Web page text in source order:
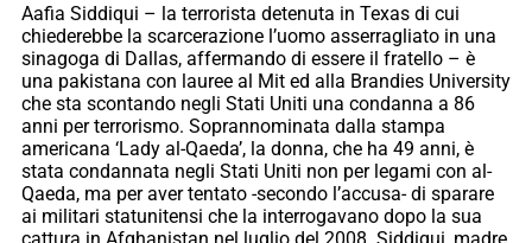
Aafia Siddiqui – la terrorista detenuta in Texas di cui
chiederebbe la scarcerazione l’uomo asserragliato in una
sinagoga di Dallas, affermando di essere il fratello – è
una pakistana con lauree al Mit ed alla Brandies University
che sta scontando negli Stati Uniti una condanna a 86
anni per terrorismo. Soprannominata dalla stampa
americana ‘Lady al-Qaeda’, la donna, che ha 49 anni, è
stata condannata negli Stati Uniti non per legami con al-
Qaeda, ma per aver tentato -secondo l’accusa- di sparare
ai militari statunitensi che la interrogavano dopo la sua
cattura in Afghanistan nel luglio del 2008. Siddiqui, madre